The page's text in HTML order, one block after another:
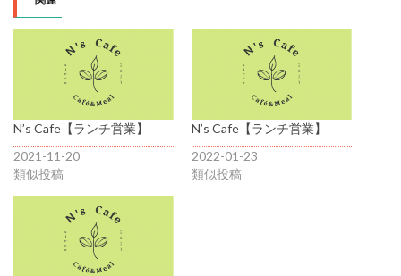
N’s Cafe【ランチ営業】
2021-11-20
類似投稿
N’s Cafe【ランチ営業】
2022-01-23
類似投稿